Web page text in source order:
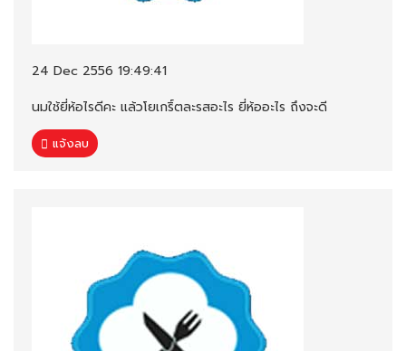
24 Dec 2556 19:49:41
นมใช้ยี่ห้อไรดีคะ แล้วโยเกริ์ตละรสอะไร ยี่ห้ออะไร ถึงจะดี
แจ้งลบ